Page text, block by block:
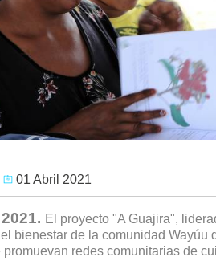
01 Abril 2021
El proyecto "A Guajira",
bienestar de la comunidad Wayúu
promuevan redes comunitarias de